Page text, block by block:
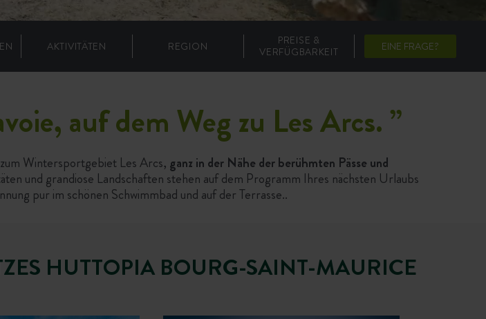
AKTIVITÄTEN REGION
PREISE &
VERFÜGBARKEIT
EINE FRAGE?
auf dem Weg zu Les Arcs. ”
Wintersportgebiet Les Arcs, ganz in der Nähe der berühmten Pässe und
und grandiose Landschaften stehen auf dem Programm Ihres nächsten Urlaubs
pur im schönen Schwimmbad und auf der Terrasse..
HUTTOPIA BOURG-SAINT-MAURICE